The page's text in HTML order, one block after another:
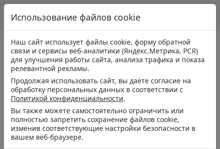
Использование файлов cookie
Наш сайт использует файлы cookie, форму обратной
связи и сервисы веб-аналитики (Яндекс.Метрика, РСЯ)
для улучшения работы сайта, анализа трафика и показа
релевантной рекламы.
Продолжая использовать сайт, вы даёте согласие на
обработку персональных данных в соответствии с
Политикой конфиденциальности.
Вы также можете самостоятельно ограничить или
полностью запретить сохранение файлов cookie,
изменив соответствующие настройки безопасности в
вашем веб-браузере.